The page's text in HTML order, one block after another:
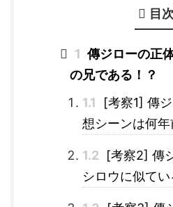
目次
1 傳ジローの正
の兄である！？
1.1
[考察1] 傳
想シーンは何年
1.2
[考察2] 傳
シロウに似てい